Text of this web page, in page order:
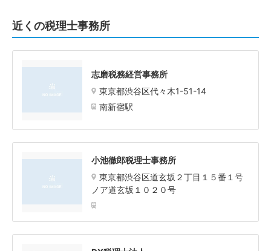
近くの税理士事務所
志磨税務経営事務所
東京都渋谷区代々木1-51-14
南新宿駅
小池徹郎税理士事務所
東京都渋谷区道玄坂２丁目１５番１号
ノア道玄坂１０２０号